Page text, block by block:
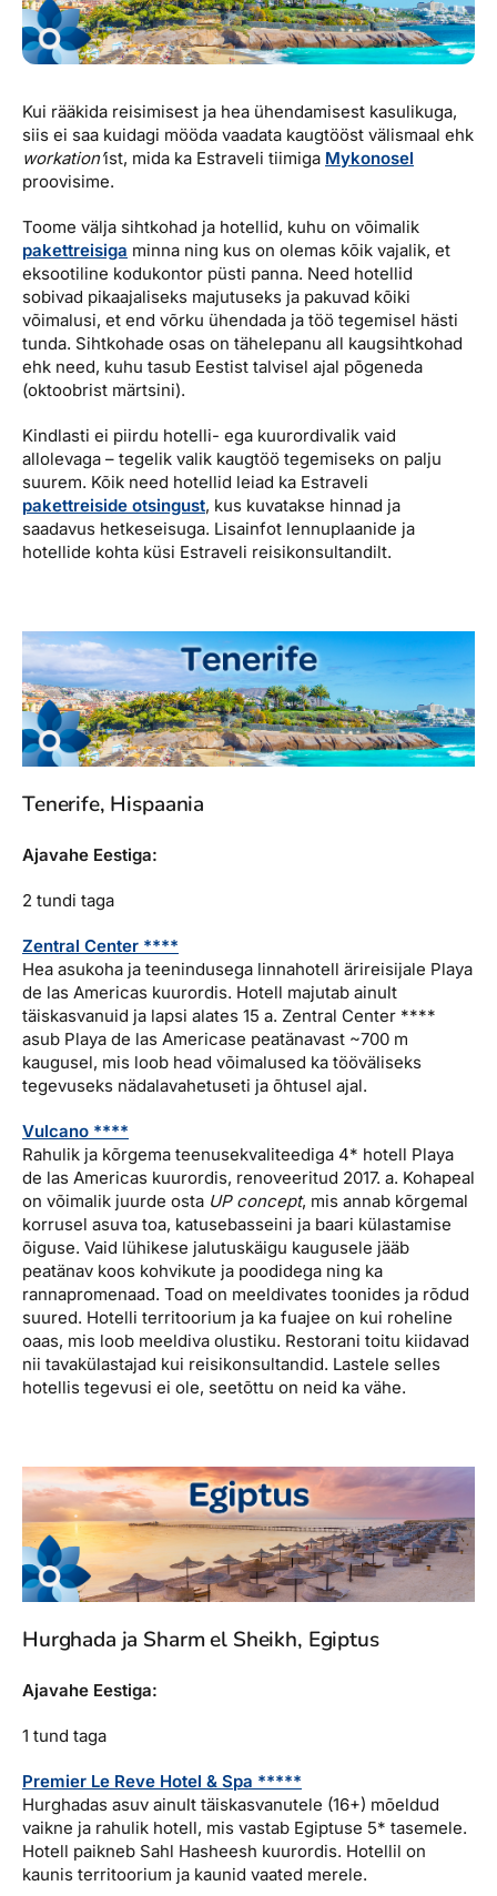
Reisitarvete e-pood
Airalo eSIM
Reisija meelespea
Kuldkaart
Platinum Club
Püsisoodustused
Boonuspunktid
Meist
Ettevõttest, kontaktid, reisikonsultandi teenus, tule
tööle, uudised...
Ettevõttest
Kontaktid
Tule tööle
Uudised
Kui rääkida reisimisest ja hea ühendamisest kasulikuga,
siis ei saa kuidagi mööda vaadata kaugtööst välismaal ehk
workation’ist, mida ka Estraveli tiimiga Mykonosel
proovisime.
Toome välja sihtkohad ja hotellid, kuhu on võimalik
pakettreisiga minna ning kus on olemas kõik vajalik, et
eksootiline kodukontor püsti panna. Need hotellid
sobivad pikaajaliseks majutuseks ja pakuvad kõiki
võimalusi, et end võrku ühendada ja töö tegemisel hästi
tunda. Sihtkohade osas on tähelepanu all kaugsihtkohad
ehk need, kuhu tasub Eestist talvisel ajal põgeneda
(oktoobrist märtsini).
Kindlasti ei piirdu hotelli- ega kuurordivalik vaid
allolevaga – tegelik valik kaugtöö tegemiseks on palju
suurem. Kõik need hotellid leiad ka Estraveli
pakettreiside otsingust, kus kuvatakse hinnad ja
saadavus hetkeseisuga. Lisainfot lennuplaanide ja
hotellide kohta küsi Estraveli reisikonsultandilt.
Tenerife, Hispaania
Ajavahe Eestiga:
2 tundi taga
Zentral Center ****
Hea asukoha ja teenindusega linnahotell ärireisijale Playa
de las Americas kuurordis. Hotell majutab ainult
täiskasvanuid ja lapsi alates 15 a. Zentral Center ****
asub Playa de las Americase peatänavast ~700 m
kaugusel, mis loob head võimalused ka tööväliseks
tegevuseks nädalavahetuseti ja õhtusel ajal.
Vulcano ****
Rahulik ja kõrgema teenusekvaliteediga 4* hotell Playa
de las Americas kuurordis, renoveeritud 2017. a. Kohapeal
on võimalik juurde osta UP concept, mis annab kõrgemal
korrusel asuva toa, katusebasseini ja baari külastamise
õiguse. Vaid lühikese jalutuskäigu kaugusele jääb
peatänav koos kohvikute ja poodidega ning ka
rannapromenaad. Toad on meeldivates toonides ja rõdud
suured. Hotelli territoorium ja ka fuajee on kui roheline
oaas, mis loob meeldiva olustiku. Restorani toitu kiidavad
nii tavakülastajad kui reisikonsultandid. Lastele selles
hotellis tegevusi ei ole, seetõttu on neid ka vähe.
Hurghada ja Sharm el Sheikh, Egiptus
Ajavahe Eestiga:
1 tund taga
Premier Le Reve Hotel & Spa *****
Hurghadas asuv ainult täiskasvanutele (16+) mõeldud
vaikne ja rahulik hotell, mis vastab Egiptuse 5* tasemele.
Hotell paikneb Sahl Hasheesh kuurordis. Hotellil on
kaunis territoorium ja kaunid vaated merele.